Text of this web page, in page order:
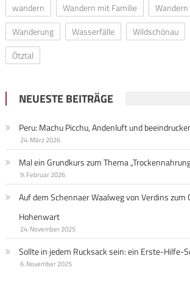
wandern
Wandern mit Familie
Wanderung
Wasserfälle Wildschönau
Ötztal
NEUESTE BEITRÄGE
Peru: Machu Picchu, Andenluft und
24. März 2026
Mal ein Grundkurs zum Thema
9. Februar 2026
Auf dem Schennaer Waalweg von Verdins zum
Hohenwart
24. November 2025
Sollte in jedem Rucksack sein: ein Erste-Hilfe-
6. November 2025